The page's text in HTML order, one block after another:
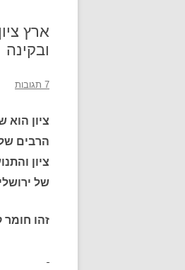
ארץ
ובקינה
7 תגובות
ציון הוא
הרבים של
ציון
של
זהו